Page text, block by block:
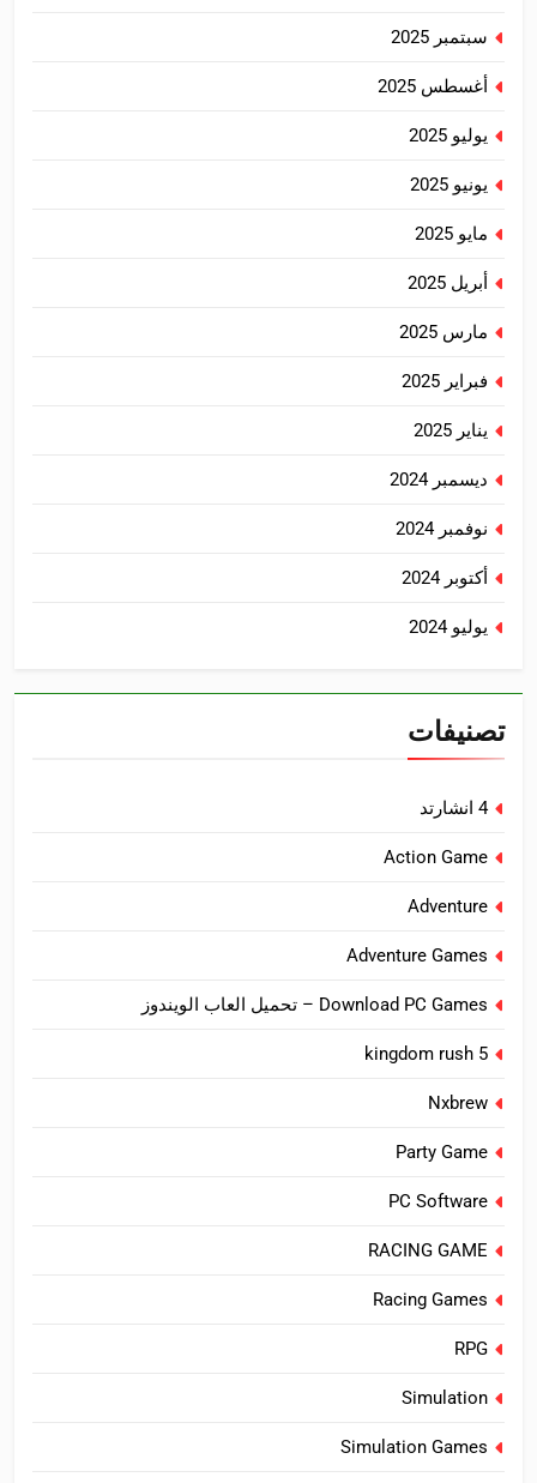
سبتمبر 2025
أغسطس 2025
يوليو 2025
يونيو 2025
مايو 2025
أبريل 2025
مارس 2025
فبراير 2025
يناير 2025
ديسمبر 2024
نوفمبر 2024
أكتوبر 2024
يوليو 2024
تصنيفات
4 انشارتد
Action Game
Adventure
Adventure Games
Download PC Games – تحميل العاب الويندوز
kingdom rush 5
Nxbrew
Party Game
PC Software
RACING GAME
Racing Games
RPG
Simulation
Simulation Games